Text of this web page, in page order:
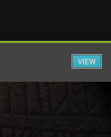
VIEW